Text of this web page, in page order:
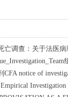
亡调查：关于法医病理
CFA notice of
Investigation